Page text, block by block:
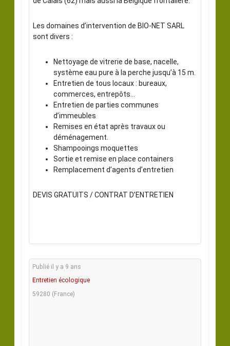
Les domaines d’intervention de BIO-NET SARL
sont divers :
Nettoyage de vitrerie de base, nacelle,
système eau pure à la perche jusqu’à 15 m.
Entretien de tous locaux : bureaux,
commerces, entrepôts…
Entretien de parties communes
d’immeubles
Remises en état après travaux ou
déménagement.
Shampooings moquettes
Sortie et remise en place containers
Remplacement d’agents d’entretien
DEVIS GRATUITS / CONTRAT D’ENTRETIEN
Publié il y a 9 ans
Entretien écologique
59280 (France)